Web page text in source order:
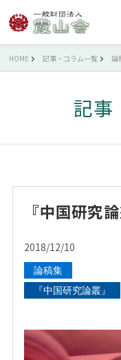
HOME 記事・コラム一覧 論
記事
『中国研究
2018/12/10
論稿集
『中国研究論叢』